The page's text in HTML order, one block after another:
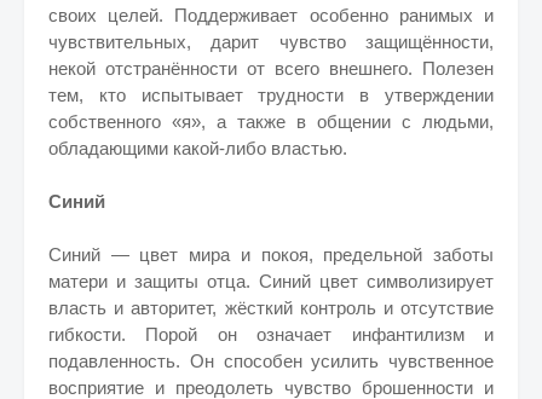
своих целей. Поддерживает особенно ранимых и
чувствительных, дарит чувство защищённости,
некой отстранённости от всего внешнего. Полезен
тем, кто испытывает трудности в утверждении
собственного «я», а также в общении с людьми,
обладающими какой-либо властью.
Синий
Синий — цвет мира и покоя, предельной заботы
матери и защиты отца. Синий цвет символизирует
власть и авторитет, жёсткий контроль и отсутствие
гибкости. Порой он означает инфантилизм и
подавленность. Он способен усилить чувственное
восприятие и преодолеть чувство брошенности и